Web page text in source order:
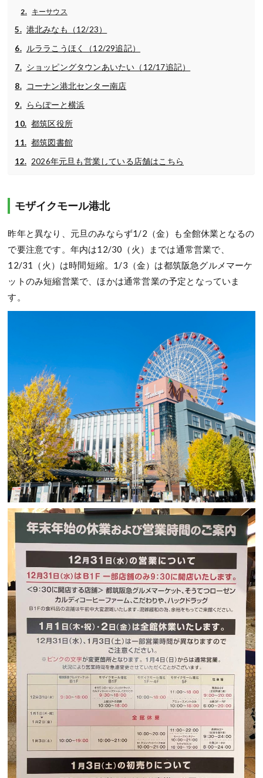
キーサウス
港北みなも（12/23）
ルララこうほく（12/29追記）
ショッピングタウンあいたい（12/17追記）
コーナン港北センター南店
ららぽーと横浜
都筑区役所
都筑図書館
2026年元旦も営業している店舗はこちら
モザイクモール港北
昨年と異なり、元旦のみならず1/2（金）も全館休業となるの
で要注意です。年内は12/30（火）までは通常営業で、
12/31（火）は時間短縮。1/3（金）は都筑阪急グルメマーケ
ットのみ短縮営業で、ほかは通常営業の予定となっていま
す。